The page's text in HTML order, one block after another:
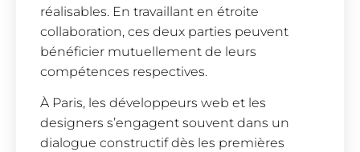
réalisables. En travaillant en étroite
collaboration, ces deux parties peuvent
bénéficier mutuellement de leurs
compétences respectives.
À Paris, les développeurs web et les
designers s’engagent souvent dans un
dialogue constructif dès les premières